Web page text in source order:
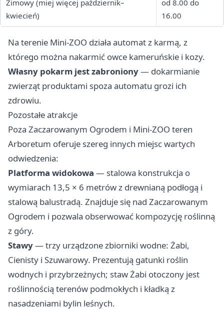
Zimowy (miej więcej październik–
kwiecień)
od 8.00 do
16.00
Na terenie Mini-ZOO działa automat z karmą, z
którego można nakarmić owce kameruńskie i kozy.
Własny pokarm jest zabroniony— dokarmianie
zwierząt produktami spoza automatu grozi ich
zdrowiu.
Pozostałe atrakcje
Poza Zaczarowanym Ogrodem i Mini-ZOO teren
Arboretum oferuje szereg innych miejsc wartych
odwiedzenia:
Platforma widokowa — stalowa konstrukcja o
wymiarach 13,5 × 6 metrów z drewnianą podłogą i
stalową balustradą. Znajduje się nad Zaczarowanym
Ogrodem i pozwala obserwować kompozycję roślinną
z góry.
Stawy— trzy urządzone zbiorniki wodne: Żabi,
Cienisty i Szuwarowy. Prezentują gatunki roślin
wodnych i przybrzeżnych; staw Żabi otoczony jest
roślinnością terenów podmokłych i kładką z
nasadzeniami bylin leśnych.